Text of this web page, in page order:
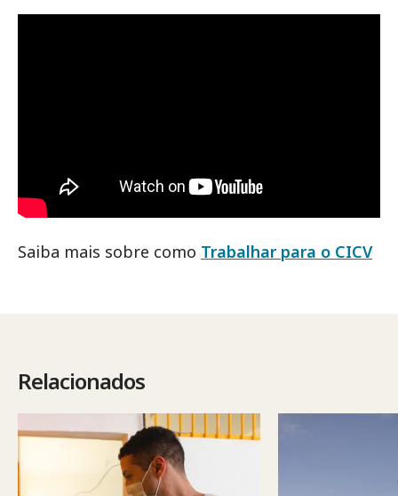
Saiba mais sobre como Trabalhar para o CICV
Relacionados